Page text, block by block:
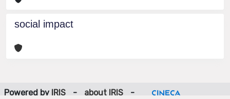
social impact
Powered by IRIS - about IRIS -